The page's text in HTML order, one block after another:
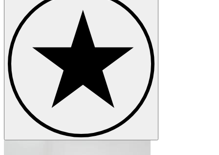
Audi Q6 e-tron
Audi R8